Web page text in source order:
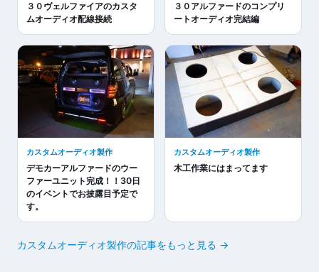
３０ヴェルファイアのカスタ
ムオーディオ配線接続
３０アルファードのコンプリ
ートオーディオ完結編
カスタムオーディオ製作
デモカーアルファードのウー
ファーユニット完成！！30日
のイベントでお披露目予定で
す。
カスタムオーディオ製作
木工作業にはまってます
カスタムオーディオ製作の記事をもっと見る →